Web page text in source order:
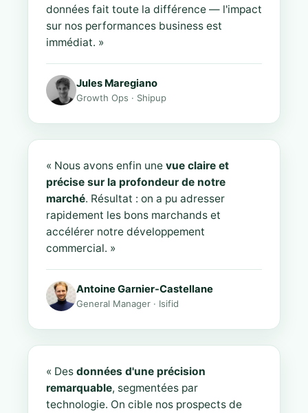
données fait toute la différence — l'impact
sur nos performances business est
immédiat. »
Jules Maregiano
Growth Ops · Shipup
« Nous avons enfin une vue claire et
précise sur la profondeur de notre
marché. Résultat : on a pu adresser
rapidement les bons marchands et
accélérer notre développement
commercial. »
Antoine Garnier-Castellane
General Manager · Isifid
« Des données d'une précision
remarquable, segmentées par
technologie. On cible nos prospects de